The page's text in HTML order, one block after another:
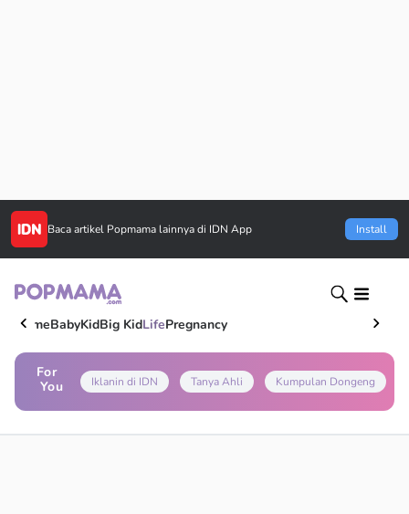
Baca artikel Popmama lainnya di IDN App Install
HomeBabyKidBig KidLifePregnancy
For
You
Iklanin di IDN Tanya Ahli Kumpulan Dongeng